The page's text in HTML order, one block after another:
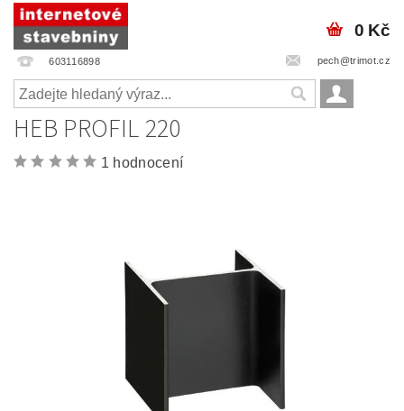
603116898 pech@trimot.cz
0 Kč
HEB PROFIL 220
1 hodnocení